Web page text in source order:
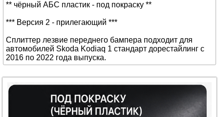
** чёрный АБС пластик - под покраску **
*** Версия 2 - прилегающий ***
Сплиттер лезвие переднего бампера подходит для
автомобилей Skoda Kodiaq 1 стандарт дорестайлинг с
2016 по 2022 года выпуска.